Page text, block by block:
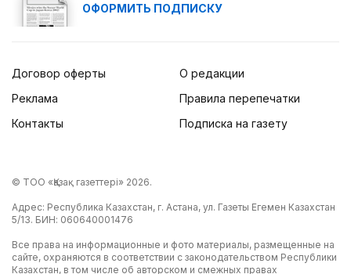
ОФОРМИТЬ ПОДПИСКУ
Договор оферты
Реклама
Контакты
О редакции
Правила перепечатки
Подписка на газету
© ТОО «Қазақ газеттері» 2026.
Адрес: Республика Казахстан, г. Астана, ул. Газеты Егемен Казахстан
5/13. БИН: 060640001476
Все права на информационные и фото материалы, размещенные на
сайте, охраняются в соответствии с законодательством Республики
Казахстан, в том числе об авторском и смежных правах